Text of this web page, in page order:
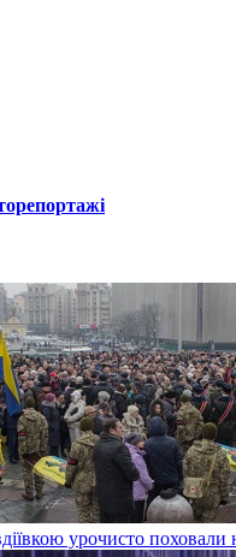
урочисто поховали